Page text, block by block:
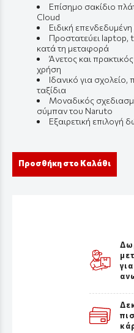
Επίσημο σακίδιο
Cloud
Ειδική
Προστατεύει laptop,
κατά τη μεταφορά
Άνετος και
χρήση
Ιδανικό για σχολείο,
ταξίδια
Μοναδικός
σύμπαν του Naruto
Εξαιρετική επιλογή
Προσθήκη στο Καλάθι